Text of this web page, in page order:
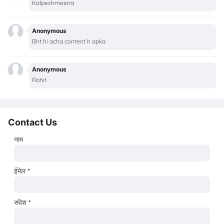
Kalpeshmeena
Anonymous
Bht hi acha content h apka
Anonymous
Rohit
Contact Us
नाम
ईमेल*
संदेश*